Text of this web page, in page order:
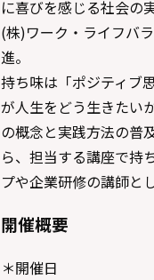
に喜びを感じる社会の
(株)ワーク・ライフバ
進。
持ち味は「ポジティブ
が人生をどう生きたい
の概念と実践方法の普
ら、担当する講座で持
プや企業研修の講師と
開催概要
＊開催日